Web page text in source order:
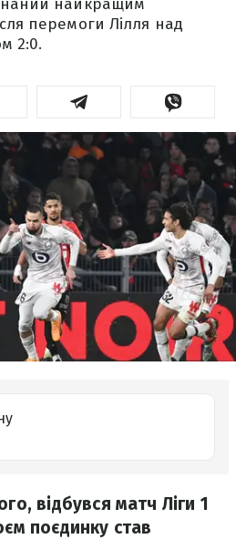
найкращим
перемоги Лілля над
2:0.
відбувся матч Ліги 1
поєдинку став